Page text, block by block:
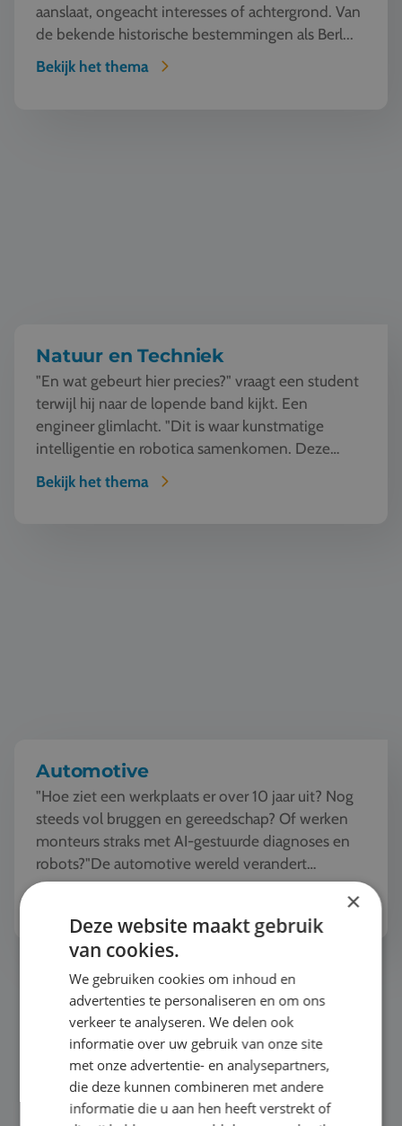
aanslaat, ongeacht interesses of achtergrond. Van
de bekende historische bestemmingen als Berl...
Bekijk het thema
Natuur en Techniek
"En wat gebeurt hier precies?" vraagt een student
terwijl hij naar de lopende band kijkt. Een
engineer glimlacht. "Dit is waar kunstmatige
intelligentie en robotica samenkomen. Deze
machine ziet, l...
Bekijk het thema
Automotive
"Hoe ziet een werkplaats er over 10 jaar uit? Nog
steeds vol bruggen en gereedschap? Of werken
monteurs straks met AI-gestuurde diagnoses en
robots?"De automotive wereld verandert
razendsnel. Tijde...
Mode en Design
×
Deze website maakt gebruik
van cookies.
We gebruiken cookies om inhoud en
advertenties te personaliseren en om ons
verkeer te analyseren. We delen ook
informatie over uw gebruik van onze site
met onze advertentie- en analysepartners,
die deze kunnen combineren met andere
informatie die u aan hen heeft verstrekt of